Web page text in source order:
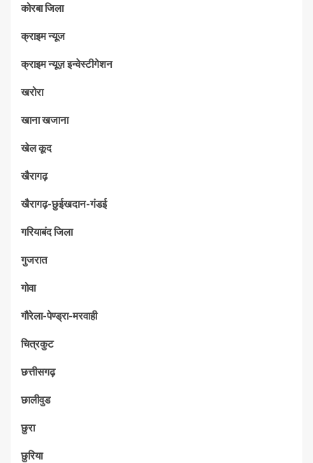
कोरबा जिला
क्राइम न्यूज
क्राइम न्यूज़ इन्वेस्टीगेशन
खरोरा
खाना खजाना
खेल कूद
खैरागढ़
खैरागढ़-छुईखदान-गंडई
गरियाबंद जिला
गुजरात
गोवा
गौरेला-पेण्ड्रा-मरवाही
चित्रकुट
छत्तीसगढ़
छालीवुड
छुरा
छुरिया